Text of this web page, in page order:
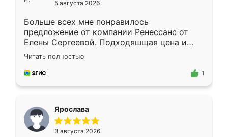
5 августа 2026
Больше всех мне понравилось
предложение от компании Ренессанс от
Елены Сергеевой. Подходяшщая цена и
короткие сроки изготовления. Приехавший
для замера сотрудник Владислав
предложил по моему эскизу самый
Читать полностью
1
Ярослава
3 августа 2026